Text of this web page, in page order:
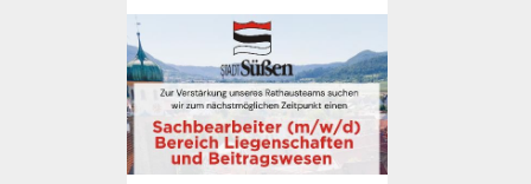
Kinder- und
Stadtwerke
Suenergie